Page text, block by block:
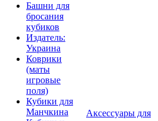
Башни для
бросания
кубиков
Издатель:
Украина
Коврики
(маты
игровые
поля)
Кубики для
Манчкина
Аксессуары для